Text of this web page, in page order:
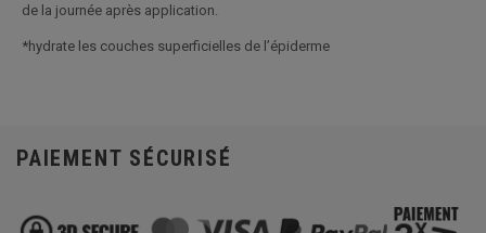
de la journée après application.
*hydrate les couches superficielles de l’épiderme
PAIEMENT SÉCURISÉ